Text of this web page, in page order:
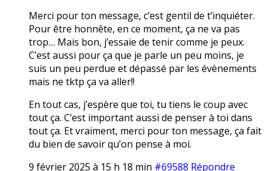
Merci pour ton message, c’est gentil de t’inquiéter.
Pour être honnête, en ce moment, ça ne va pas
trop… Mais bon, j’essaie de tenir comme je peux.
C’est aussi pour ça que je parle un peu moins, je
suis un peu perdue et dépassé par les évènements
mais ne tktp ça va aller!!
En tout cas, j’espère que toi, tu tiens le coup avec
tout ça. C’est important aussi de penser à toi dans
tout ça. Et vraiment, merci pour ton message, ça fait
du bien de savoir qu’on pense à moi.
9 février 2025 à 15 h 18 min #69588 Répondre